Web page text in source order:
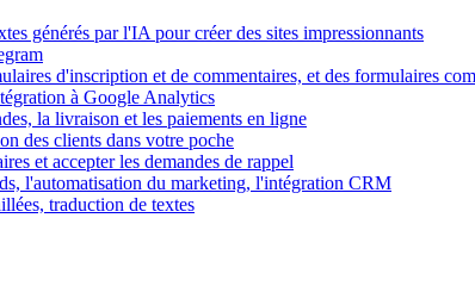
générés par l'IA pour créer des sites impressionnants
d'inscription et de commentaires, et des formulaires
à Google Analytics
la livraison et les paiements en ligne
des clients dans votre poche
et accepter les demandes de rappel
l'automatisation du marketing, l'intégration CRM
traduction de textes